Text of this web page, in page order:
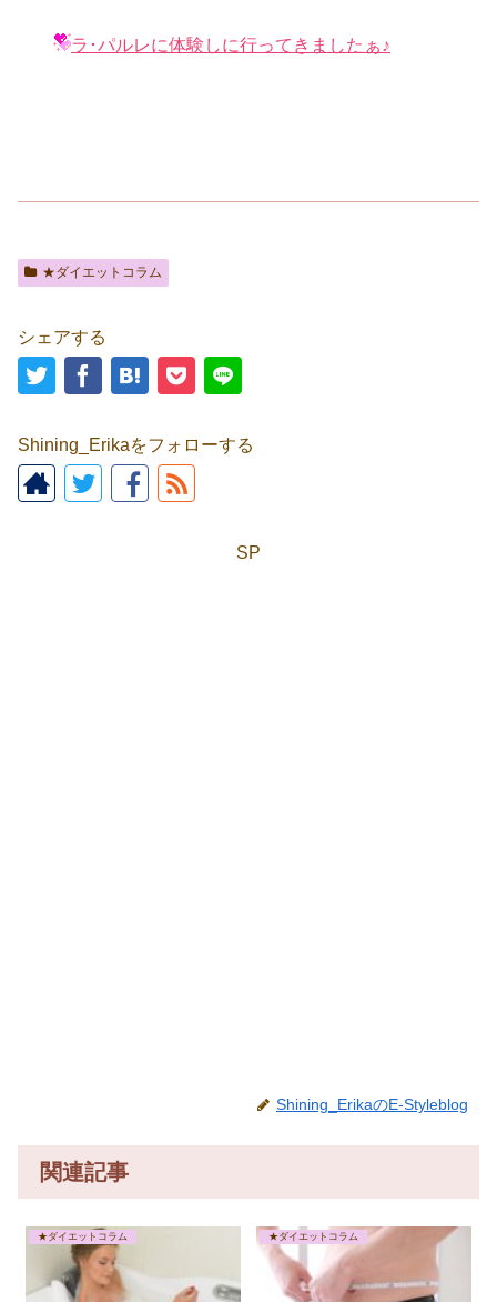
ラ･パルレに体験しに行ってきましたぁ♪
★ダイエットコラム
シェアする
Shining_Erikaをフォローする
SP
Shining_ErikaのE-Styleblog
関連記事
★ダイエットコラム ★ダイエットコラム